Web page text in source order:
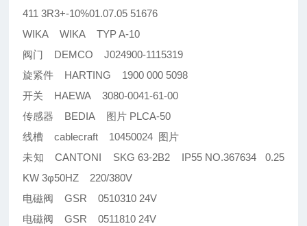
411 3R3+-10%01.07.05 51676
WIKA WIKA TYP A-10
阀门 DEMCO J024900-1115319
旋紧件 HARTING 1900 000 5098
开关 HAEWA 3080-0041-61-00
传感器 BEDIA 图片 PLCA-50
线槽 cablecraft 10450024 图片
未知 CANTONI SKG 63-2B2 IP55 NO.367634 0.25
KW 3φ50HZ 220/380V
电磁阀 GSR 0510310 24V
电磁阀 GSR 0511810 24V